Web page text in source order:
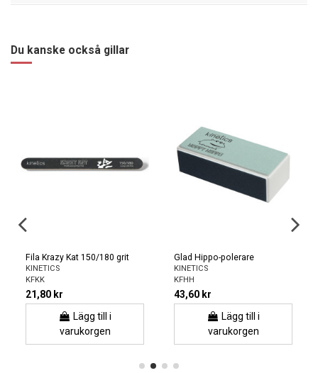
Du kanske också gillar
Fila Krazy Kat 150/180 grit
KINETICS
KFKK
21,80 kr
Lägg till i
varukorgen
Glad Hippo-polerare
KINETICS
KFHH
43,60 kr
Lägg till i
varukorgen